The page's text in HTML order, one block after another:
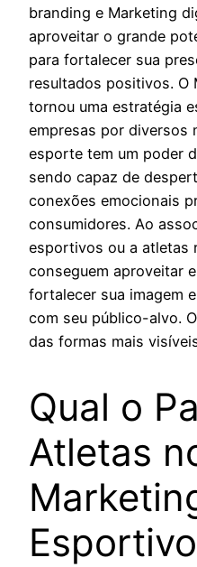
branding e Marketing
aproveitar o grande
para fortalecer sua
resultados positivos. O
tornou uma estratégia
empresas por diversos
esporte tem um poder
sendo capaz de
conexões emocionais
consumidores. Ao
esportivos ou a atletas
conseguem aproveitar
fortalecer sua imagem
com seu público-alvo.
das formas mais
Qual o
Atletas